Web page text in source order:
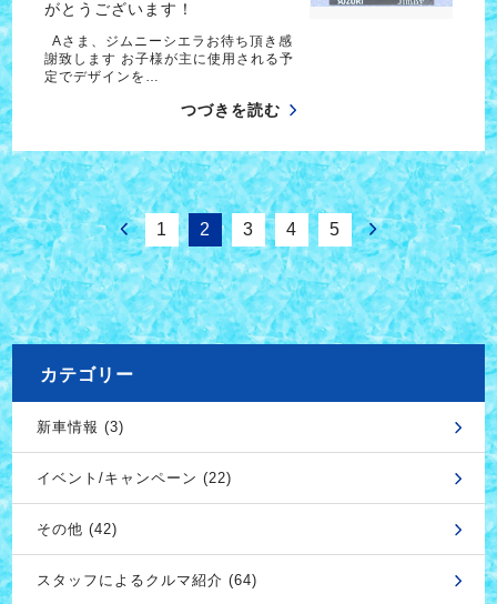
がとうございます！
Aさま、ジムニーシエラお待ち頂き感
謝致します お子様が主に使用される予
定でデザインを…
つづきを読む
1 2 3 4 5
カテゴリー
新車情報 (3)
イベント/キャンペーン (22)
その他 (42)
スタッフによるクルマ紹介 (64)